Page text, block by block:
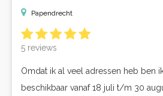
Papendrecht
5 reviews
Omdat ik al veel adressen heb ben
beschikbaar vanaf 18 juli t/m 30